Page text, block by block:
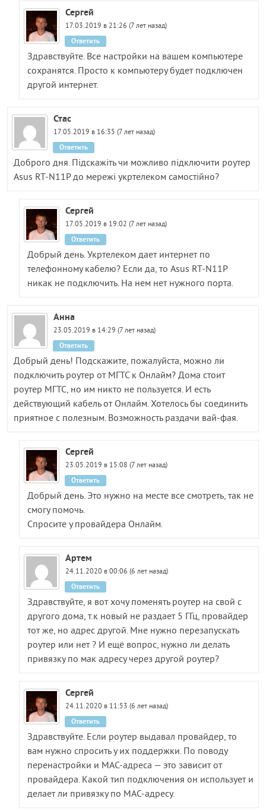
Сергей
17.03.2019 в 21:26 (7 лет назад)
Здравствуйте. Все настройки на вашем компьютере
сохранятся. Просто к компьютеру будет подключен
другой интернет.
Ответить
Стас
17.05.2019 в 16:35 (7 лет назад)
Доброго дня. Підскажіть чи можливо підключити роутер
Asus RT-N11P до мережі укртелеком самостійно?
Ответить
Сергей
17.05.2019 в 19:02 (7 лет назад)
Добрый день. Укртелеком дает интернет по
телефонному кабелю? Если да, то Asus RT-N11P
никак не подключить. На нем нет нужного порта.
Ответить
Анна
23.05.2019 в 14:29 (7 лет назад)
Добрый день! Подскажите, пожалуйста, можно ли
подключить роутер от МГТС к Онлайм? Дома стоит
роутер МГТС, но им никто не пользуется. И есть
действующий кабель от Онлайм. Хотелось бы соединить
приятное с полезным. Возможность раздачи вай-фая.
Ответить
Сергей
23.05.2019 в 15:08 (7 лет назад)
Добрый день. Это нужно на месте все смотреть, так не
смогу помочь.
Спросите у провайдера Онлайм.
Ответить
Артем
24.11.2020 в 00:06 (6 лет назад)
Здравствуйте, я вот хочу поменять роутер на свой с
другого дома, т.к новый не раздает 5 ГГц, провайдер
тот же, но адрес другой. Мне нужно перезапускать
роутер или нет ? И ещё вопрос, нужно ли делать
привязку по мак адресу через другой роутер?
Ответить
Сергей
24.11.2020 в 11:53 (6 лет назад)
Здравствуйте. Если роутер выдавал провайдер, то
вам нужно спросить у их поддержки. По поводу
перенастройки и MAC-адреса — это зависит от
провайдера. Какой тип подключения он использует и
делает ли привязку по MAC-адресу.
Ответить